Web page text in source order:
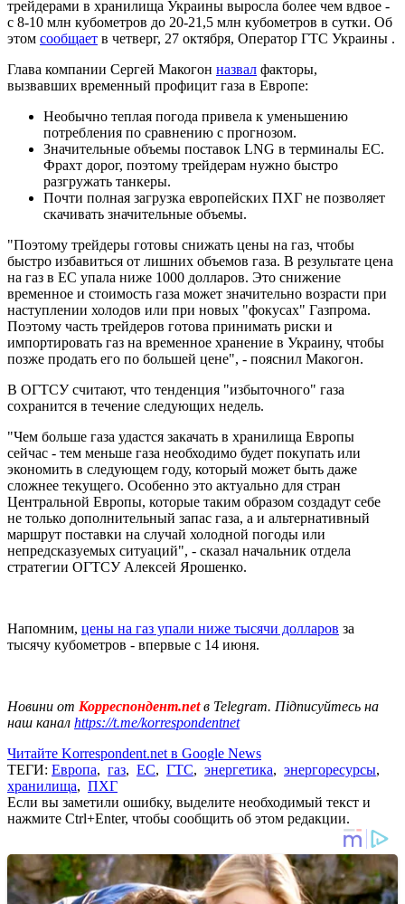
трейдерами в хранилища Украины выросла более чем вдвое -
с 8-10 млн кубометров до 20-21,5 млн кубометров в сутки. Об
этом сообщает в четверг, 27 октября, Оператор ГТС Украины .
Глава компании Сергей Макогон назвал факторы,
вызвавших временный профицит газа в Европе:
Необычно теплая погода привела к уменьшению
потребления по сравнению с прогнозом.
Значительные объемы поставок LNG в терминалы ЕС.
Фрахт дорог, поэтому трейдерам нужно быстро
разгружать танкеры.
Почти полная загрузка европейских ПХГ не позволяет
скачивать значительные объемы.
"Поэтому трейдеры готовы снижать цены на газ, чтобы
быстро избавиться от лишних объемов газа. В результате цена
на газ в ЕС упала ниже 1000 долларов. Это снижение
временное и стоимость газа может значительно возрасти при
наступлении холодов или при новых "фокусах" Газпрома.
Поэтому часть трейдеров готова принимать риски и
импортировать газ на временное хранение в Украину, чтобы
позже продать его по большей цене", - пояснил Макогон.
В ОГТСУ считают, что тенденция "избыточного" газа
сохранится в течение следующих недель.
"Чем больше газа удастся закачать в хранилища Европы
сейчас - тем меньше газа необходимо будет покупать или
экономить в следующем году, который может быть даже
сложнее текущего. Особенно это актуально для стран
Центральной Европы, которые таким образом создадут себе
не только дополнительный запас газа, а и альтернативный
маршрут поставки на случай холодной погоды или
непредсказуемых ситуаций", - сказал начальник отдела
стратегии ОГТСУ Алексей Ярошенко.
Напомним, цены на газ упали ниже тысячи долларов за
тысячу кубометров - впервые с 14 июня.
Новини от Корреспондент.netв Telegram. Підписуйтесь на
наш канал https://t.me/korrespondentnet
Читайте Korrespondent.net в Google News
ТЕГИ: Европа, газ, ЕС, ГТС, энергетика, энергоресурсы,
хранилища, ПХГ
Если вы заметили ошибку, выделите необходимый текст и
нажмите Ctrl+Enter, чтобы сообщить об этом редакции.